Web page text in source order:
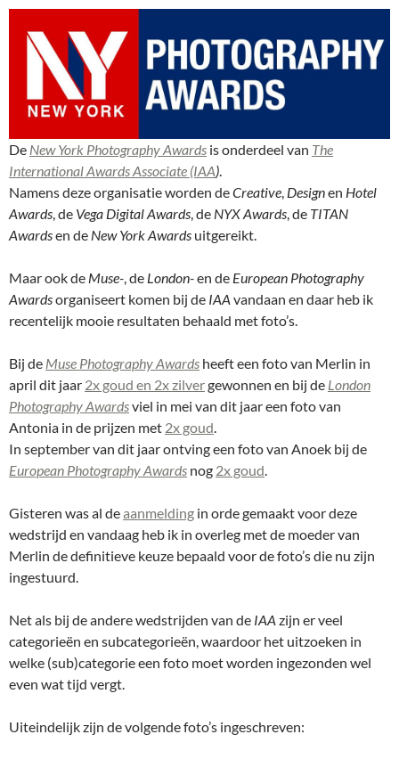
De New York Photography Awards is onderdeel van The
International Awards Associate (IAA)
Namens deze organisatie worden deCreative Designen Hotel
Awards , de Vega Digital Awards , de NYX Awards , de TITAN
Awardsen de New York Awards uitgereikt.
Maar ook de Muse- , de London-en de European Photography
Awardsorganiseert komen bij de IAA vandaan en daar heb ik
recentelijk mooie resultaten behaald met foto’s.
Bij de Muse Photography Awards heeft een foto van Merlin in
april dit jaar 2x goud en 2x zilvergewonnen en bij de London
Photography Awardsviel in mei van dit jaar een foto van
Antonia in de prijzen met 2x goud
In september van dit jaar ontving een foto van Anoek bij de
European Photography Awards nog 2x goud
Gisteren was al deaanmelding in orde gemaakt voor deze
wedstrijd en vandaag heb ik in overleg met de moeder van
Merlin de definitieve keuze bepaald voor de foto’s die nu zijn
ingestuurd.
Net als bij de andere wedstrijden van de IAA zijn er veel
categorieën en subcategorieën, waardoor het uitzoeken in
welke (sub)categorie een foto moet worden ingezonden wel
even wat tijd vergt.
Uiteindelijk zijn de volgende foto’s ingeschreven: